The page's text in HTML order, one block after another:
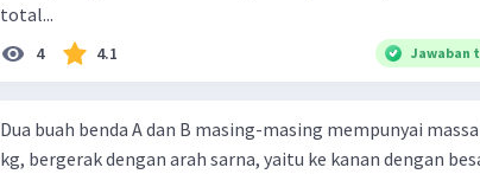
total...
4 4.1 Jawaban
Dua buah benda A dan B masing-masing mempunyai massa
kg, bergerak dengan arah sarna, yaitu ke kanan dengan